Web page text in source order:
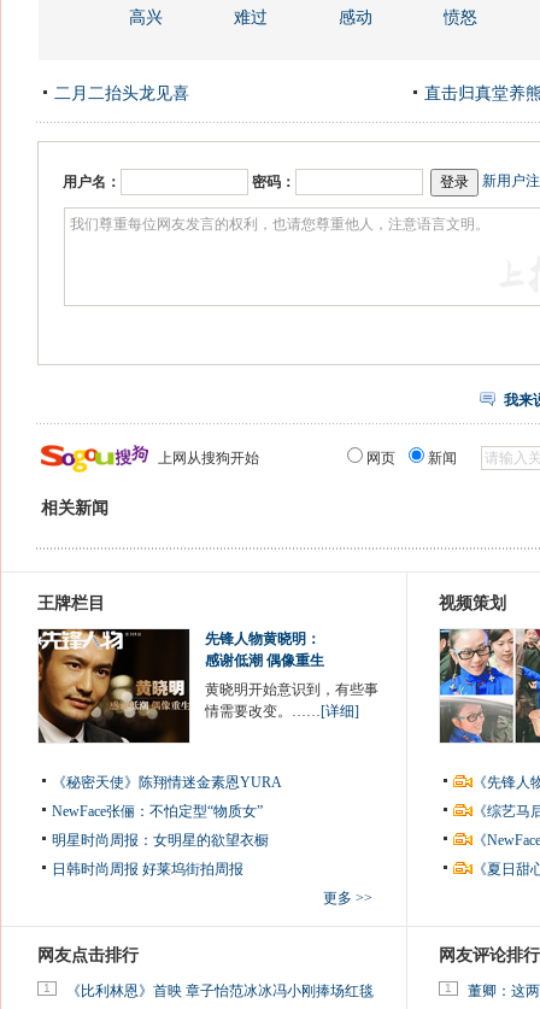
高兴 难过 感动 愤怒
二月二抬头龙见喜 直击归真堂养
用户名： 密码： 新用户
我来
上网从搜狗开始 网页 新闻
相关新闻
王牌栏目
先锋人物黄晓明：
感谢低潮 偶像重生
黄晓明开始意识到，有些事
情需要改变。……[详细]
《秘密天使》陈翔情迷金素恩YURA
NewFace张俪：不怕定型“物质女”
明星时尚周报：女明星的欲望衣橱
日韩时尚周报 好莱坞街拍周报
更多 >>
视频策划
《先锋
《综艺
《
《夏日
网友点击排行
1 《比利林恩》首映 章子怡范冰冰冯小刚捧场红毯
网友评论排行
1 董卿：这